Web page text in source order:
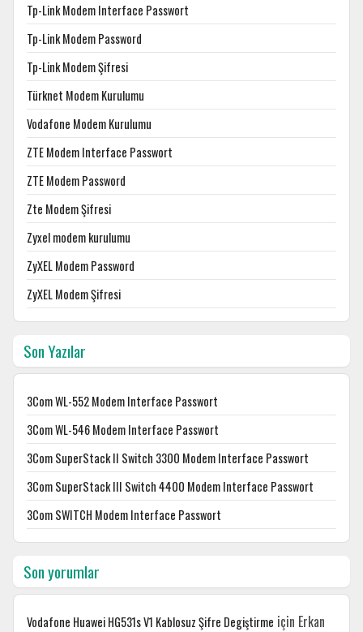
Tp-Link Modem Interface Passwort
Tp-Link Modem Password
Tp-Link Modem Şifresi
Türknet Modem Kurulumu
Vodafone Modem Kurulumu
ZTE Modem Interface Passwort
ZTE Modem Password
Zte Modem Şifresi
Zyxel modem kurulumu
ZyXEL Modem Password
ZyXEL Modem Şifresi
Son Yazılar
3Com WL-552 Modem Interface Passwort
3Com WL-546 Modem Interface Passwort
3Com SuperStack II Switch 3300 Modem Interface Passwort
3Com SuperStack III Switch 4400 Modem Interface Passwort
3Com SWITCH Modem Interface Passwort
Son yorumlar
Vodafone Huawei HG531s V1 Kablosuz Şifre Degiştirme için Erkan